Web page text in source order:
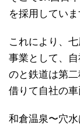
を採用していま
これにより、
事業として、自
のと鉄道は第
借りて自社の車
和倉温泉〜穴